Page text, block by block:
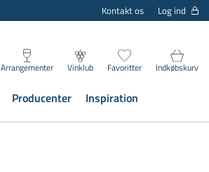
Kontakt os Log ind
Arrangementer Vinklub Favoritter Indkøbskurv
Producenter Inspiration